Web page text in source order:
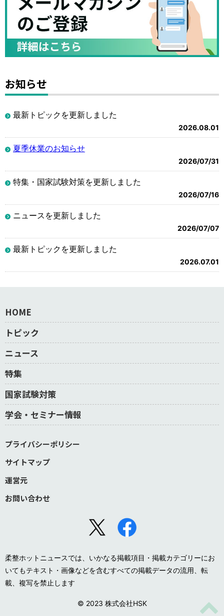
お知らせ
最新トピックを更新しました
2026.08.01
夏季休業のお知らせ
2026/07/31
特集・国家試験対策を更新しました
2026/07/16
ニュースを更新しました
2026/07/07
最新トピックを更新しました
2026.07.01
HOME
トピック
ニュース
特集
国家試験対策
学会・セミナー情報
プライバシーポリシー
サイトマップ
運営元
お問い合わせ
柔整ホットニュースでは、いかなる掲載項目・掲載カテゴリーにお
いてもテキスト・画像などを含むすべての掲載データの流用、転
載、複写を禁止します
© 2023 株式会社HSK